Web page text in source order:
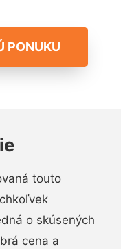
PONUKU
touto
o skúsených
cena a